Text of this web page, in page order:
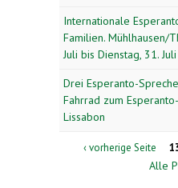
Internationale
Familien. Mühlhausen/
Juli bis Dienstag, 31.
Drei Esperanto-
Fahrrad zum
Lissabon
‹ vorherige Seite
Alle